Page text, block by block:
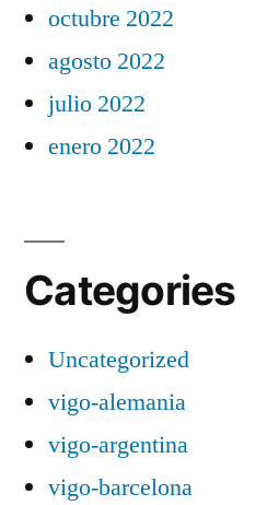
octubre 2022
agosto 2022
julio 2022
enero 2022
Categories
Uncategorized
vigo-alemania
vigo-argentina
vigo-barcelona